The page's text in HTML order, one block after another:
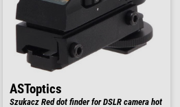
ASToptics
Szukacz Red dot finder for DSLR camera hot